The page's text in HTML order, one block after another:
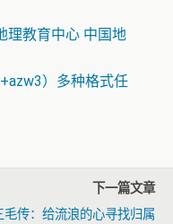
理教育中心 中国地
）多种格式任
下一篇文章
毛传：给流浪的心寻找归属